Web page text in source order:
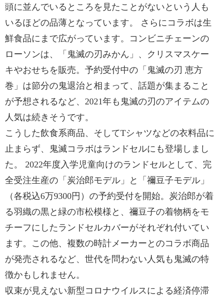
頭に並んでいるところを見たことがないという人も
いるほどの品薄となっています。 さらにコラボは生
鮮食品にまで広がっています。コンビニチェーンの
ローソンは、「鬼滅の刃みかん」、クリスマスケー
キやおせちを販売。予約受付中の「鬼滅の刃 恵方
巻」は節分の鬼退治と相まって、話題が集まること
が予想されるなど、2021年も鬼滅の刃のアイテムの
人気は続きそうです。
こうした飲食系商品、そしてTシャツなどの衣料品に
止まらず、鬼滅コラボはランドセルにも登場しまし
た。 2022年度入学児童向けのランドセルとして、完
全受注生産の「炭治郎モデル」と「禰豆子モデル」
（各税込6万9300円）の予約受付を開始。炭治郎が着
る羽織の黒と緑の市松模様と、禰豆子の着物柄をモ
チーフにしたランドセルカバーがそれぞれ付いてい
ます。この他、複数の時計メーカーとのコラボ商品
が発売されるなど、世代を問わない人気も鬼滅の特
徴かもしれません。
収束が見えない新型コロナウイルスによる経済停滞